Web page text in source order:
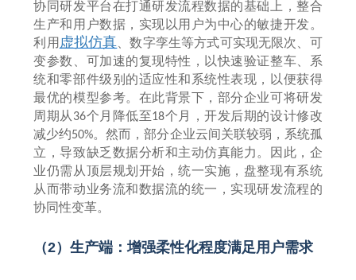
协同研发平台在打通研发流程数据的基础上，整合
生产和用户数据，实现以用户为中心的敏捷开发。
利用 虚拟仿真 、数字孪生等方式可实现无限次、可
变参数、可加速的复现特性，以快速验证整车、系
统和零部件级别的适应性和系统性表现，以便获得
最优的模型参考。在此背景下，部分企业可将研发
周期从 36个月降低至18个月，开发后期的设计修改
减少约50%。然而，部分企业云间关联较弱，系统孤
立，导致缺乏数据分析和主动仿真能力。因此，企
业仍需从顶层规划开始，统一实施，盘整现有系统
从而带动业务流和数据流的统一，实现研发流程的
协同性变革。
（2）生产端：增强柔性化程度满足用户需求